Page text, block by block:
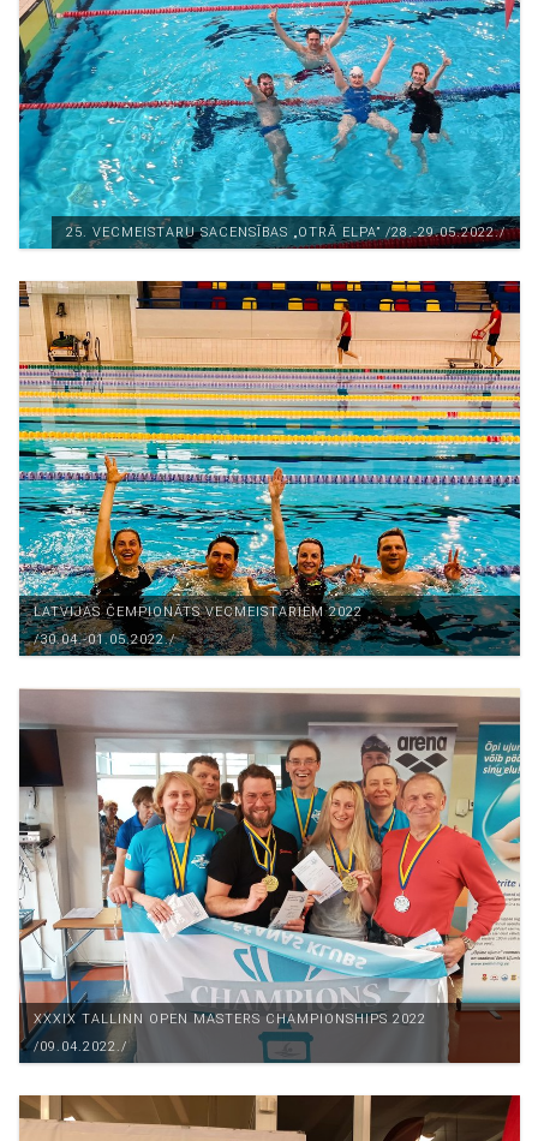
25. VECMEISTARU SACENSĪBAS „OTRĀ ELPA” /28.-29.05.2022./
LATVIJAS ČEMPIONĀTS VECMEISTARIEM 2022
/30.04.-01.05.2022./
XXXIX TALLINN OPEN MASTERS CHAMPIONSHIPS 2022
/09.04.2022./